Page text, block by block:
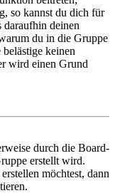
so kannst du dich für
daraufhin deinen
du in die Gruppe
keinen
wird einen Grund
durch die Board-
erstellt wird.
möchtest, dann